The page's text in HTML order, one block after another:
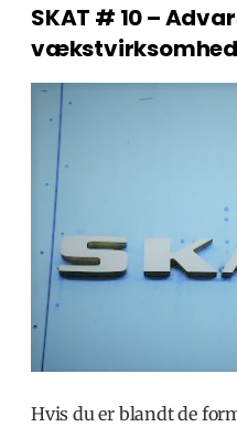
SKAT # 10 –
Hvis du er blandt de